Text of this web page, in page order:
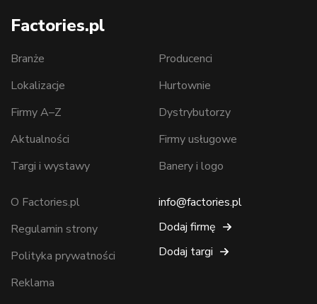
Factories.pl
Branże
Lokalizacje
Firmy A–Z
Aktualności
Targi i wystawy
Producenci
Hurtownie
Dystrybutorzy
Firmy usługowe
Banery i logo
O Factories.pl
Regulamin strony
Polityka prywatności
Reklama
info@factories.pl
Dodaj firmę
Dodaj targi